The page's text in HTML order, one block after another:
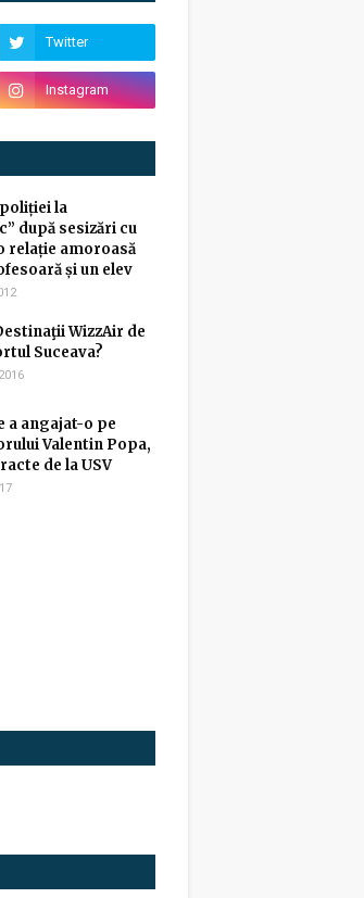
la
după sesizări cu
relație amoroasă
și un elev
WizzAir de
Suceava?
a angajat-o pe
Valentin Popa,
de la USV